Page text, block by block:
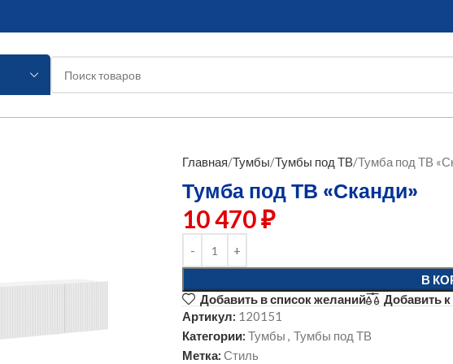
Главная Тумбы Тумбы под ТВ Тумба под ТВ
Тумба под ТВ «Сканди»
10 470₽
В
Добавить в список желаний
Добавить
Артикул: 120151
Категории: Тумбы , Тумбы под ТВ
Метка: Стиль